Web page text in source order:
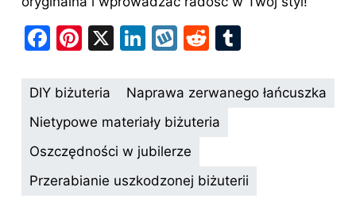
F
c
e
b
o
o
Pi
er
e
st
X
Li
k
e
dI
n
W
k
o
R
d
di
m
DIY biżuteria
Naprawa zerwanego łańcuszka
Nietypowe materiały biżuteria
Oszczędności w jubilerze
Przerabianie uszkodzonej biżuterii